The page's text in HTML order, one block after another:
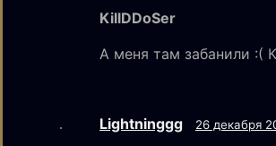
KillDDoSer
А меня там забанили :(
Lightninggg 26 декабря